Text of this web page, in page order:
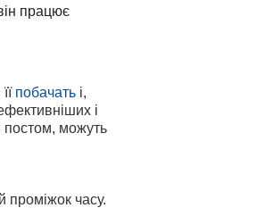
працює
побачать і,
і
постом, можуть
проміжок часу.